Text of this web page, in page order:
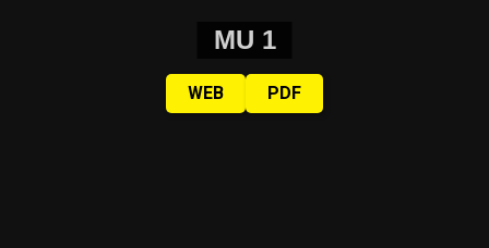
MU 1
WEB PDF